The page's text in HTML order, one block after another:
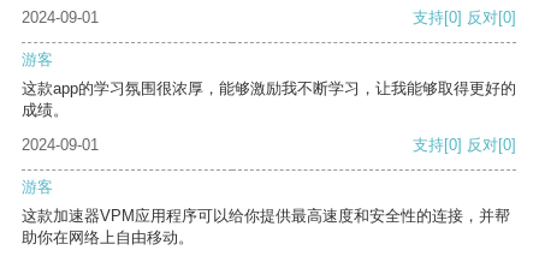
2024-09-01
支持[0] 反对[0]
游客
这款app的学习氛围很浓厚，能够激励我不断学习，让我能够取得更好的
成绩。
2024-09-01
支持[0] 反对[0]
游客
这款加速器VPM应用程序可以给你提供最高速度和安全性的连接，并帮
助你在网络上自由移动。